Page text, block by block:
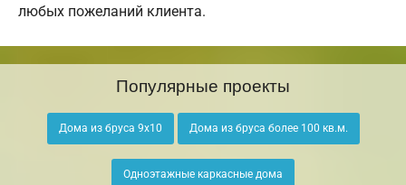
любых пожеланий клиента.
Популярные проекты
Дома из бруса 9х10 Дома из бруса более 100 кв.м.
Одноэтажные каркасные дома